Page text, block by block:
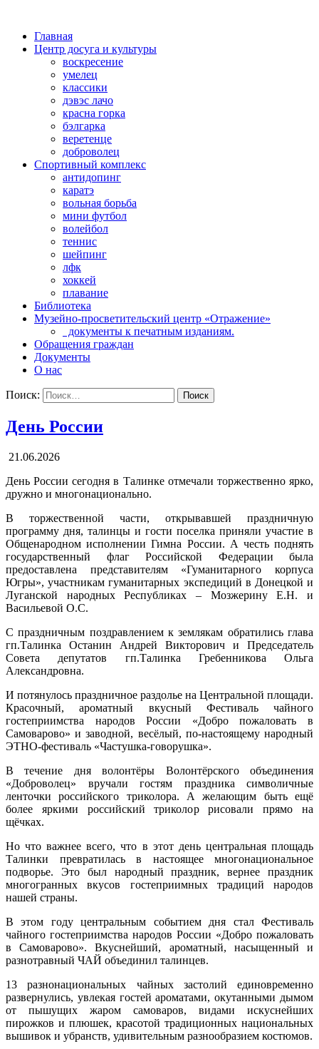
Главная
Центр досуга и культуры
воскресение
умелец
классики
дэвэс лачо
красна горка
бэлгарка
веретенце
доброволец
Спортивный комплекс
антидопинг
каратэ
вольная борьба
мини футбол
волейбол
теннис
шейпинг
лфк
хоккей
плавание
Библиотека
Музейно-просветительский центр «Отражение»
документы к печатным изданиям.
Обращения граждан
Документы
О нас
Поиск:
День России
21.06.2026
День России сегодня в Талинке отмечали торжественно ярко,
дружно и многонационально.
В торжественной части, открывавшей праздничную
программу дня, талинцы и гости поселка приняли участие в
Общенародном исполнении Гимна России. А честь поднять
государственный флаг Российской Федерации была
предоставлена представителям «Гуманитарного корпуса
Югры», участникам гуманитарных экспедиций в Донецкой и
Луганской народных Республиках – Мозжерину Е.Н. и
Васильевой О.С.
С праздничным поздравлением к землякам обратились глава
гп.Талинка Останин Андрей Викторович и Председатель
Совета депутатов гп.Талинка Гребенникова Ольга
Александровна.
И потянулось праздничное раздолье на Центральной площади.
Красочный, ароматный вкусный Фестиваль чайного
гостеприимства народов России «Добро пожаловать в
Самоварово» и заводной, весёлый, по-настоящему народный
ЭТНО-фестиваль «Частушка-говорушка».
В течение дня волонтёры Волонтёрского объединения
«Доброволец» вручали гостям праздника символичные
ленточки российского триколора. А желающим быть ещё
более яркими российский триколор рисовали прямо на
щёчках.
Но что важнее всего, что в этот день центральная площадь
Талинки превратилась в настоящее многонациональное
подворье. Это был народный праздник, вернее праздник
многогранных вкусов гостеприимных традиций народов
нашей страны.
В этом году центральным событием дня стал Фестиваль
чайного гостеприимства народов России «Добро пожаловать
в Самоварово». Вкуснейший, ароматный, насыщенный и
разнотравный ЧАЙ объединил талинцев.
13 разнонациональных чайных застолий единовременно
развернулись, увлекая гостей ароматами, окутанными дымом
от пышущих жаром самоваров, видами искуснейших
пирожков и плюшек, красотой традиционных национальных
вышивок и убранств, удивительным разнообразием костюмов.